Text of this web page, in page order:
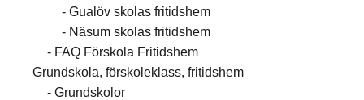
Gualöv skolas fritidshem
Näsum skolas fritidshem
FAQ Förskola Fritidshem
Grundskola, förskoleklass, fritidshem
Grundskolor